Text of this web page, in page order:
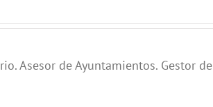
Asesor de Ayuntamientos. Gestor de